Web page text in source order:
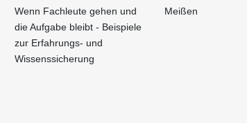
Wenn Fachleute gehen und
die Aufgabe bleibt - Beispiele
zur Erfahrungs- und
Wissenssicherung
Meißen